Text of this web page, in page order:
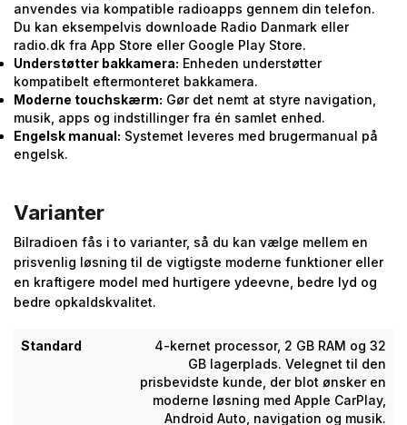
anvendes via kompatible radioapps gennem din telefon.
Du kan eksempelvis downloade Radio Danmark eller
radio.dk fra App Store eller Google Play Store.
Understøtter bakkamera: Enheden understøtter
kompatibelt eftermonteret bakkamera.
Moderne touchskærm: Gør det nemt at styre navigation,
musik, apps og indstillinger fra én samlet enhed.
Engelsk manual: Systemet leveres med brugermanual på
engelsk.
Varianter
Bilradioen fås i to varianter, så du kan vælge mellem en
prisvenlig løsning til de vigtigste moderne funktioner eller
en kraftigere model med hurtigere ydeevne, bedre lyd og
bedre opkaldskvalitet.
Standard
4-kernet processor, 2 GB RAM og 32
GB lagerplads. Velegnet til den
prisbevidste kunde, der blot ønsker en
moderne løsning med Apple CarPlay,
Android Auto, navigation og musik.